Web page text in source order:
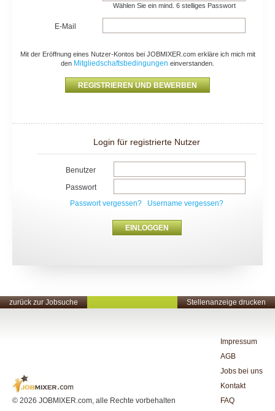
Wählen Sie ein mind. 6 stelliges Passwort
E-Mail
Mit der Eröffnung eines Nutzer-Kontos bei JOBMIXER.com erkläre ich mich mit
den Mitgliedschaftsbedingungen einverstanden.
Login für registrierte Nutzer
Benutzer
Passwort
Passwort vergessen?
Username vergessen?
zurück zur Jobsuche Stellenanzeige drucken
© 2026 JOBMIXER.com, alle Rechte vorbehalten
Impressum
AGB
Jobs bei uns
Kontakt
FAQ